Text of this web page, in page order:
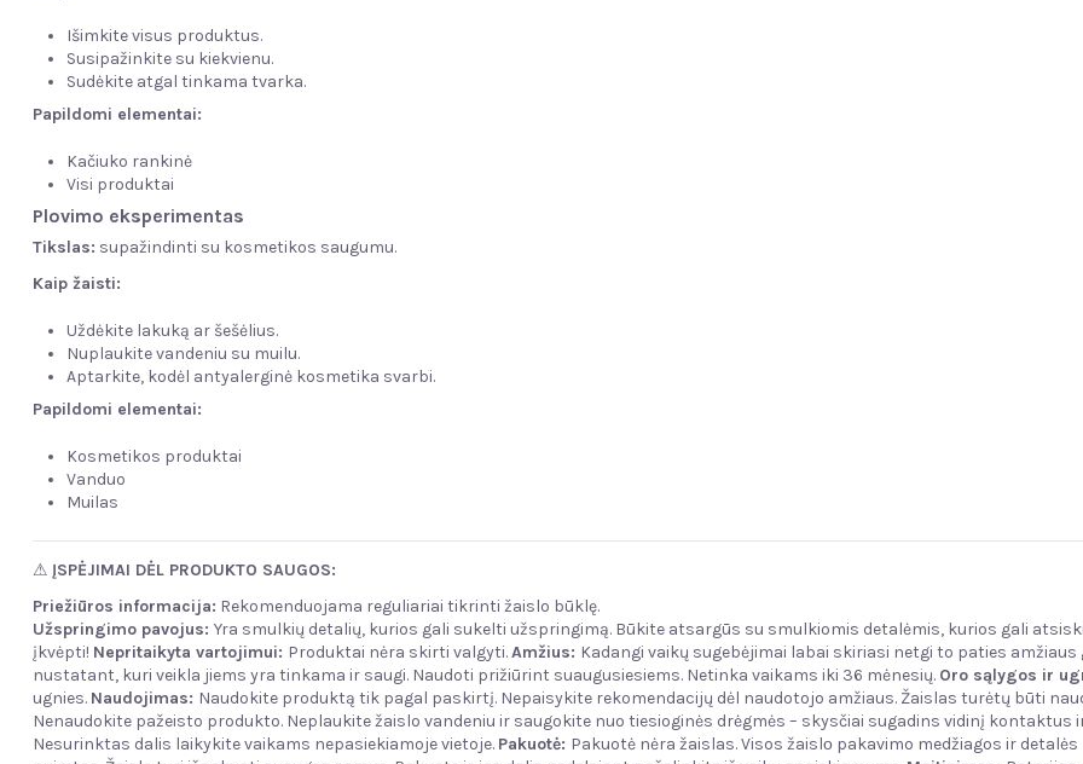
Išimkite visus produktus.
Susipažinkite su kiekvienu.
Sudėkite atgal tinkama tvarka.
Papildomi elementai:
Kačiuko rankinė
Visi produktai
Plovimo eksperimentas
Tikslas: supažindinti su kosmetikos saugumu.
Kaip žaisti:
Uždėkite lakuką ar šešėlius.
Nuplaukite vandeniu su muilu.
Aptarkite, kodėl antyalerginė kosmetika svarbi.
Papildomi elementai:
Kosmetikos produktai
Vanduo
Muilas
⚠ ĮSPĖJIMAI DĖL PRODUKTO SAUGOS:
Priežiūros informacija: Rekomenduojama reguliariai tikrinti žaislo būklę.
Užspringimo pavojus: Yra smulkių detalių, kurios gali sukelti užspringimą. Būkite atsargūs su smulkiomis detalėmis, kurios gali
įkvėpti! Nepritaikyta vartojimui: Produktai nėra skirti valgyti.Amžius: Kadangi vaikų sugebėjimai labai skiriasi netgi to paties
nustatant, kuri veikla jiems yra tinkama ir saugi. Naudoti prižiūrint suaugusiesiems. Netinka vaikams iki 36 mėnesių. Oro sąlygos ir
ugnies. Naudojimas: Naudokite produktą tik pagal paskirtį. Nepaisykite rekomendacijų dėl naudotojo amžiaus. Žaislas turėtų būti
Nenaudokite pažeisto produkto. Neplaukite žaislo vandeniu ir saugokite nuo tiesioginės drėgmės – skysčiai sugadins vidinį kontaktus
Nesurinktas dalis laikykite vaikams nepasiekiamoje vietoje. Pakuotė: Pakuotė nėra žaislas. Visos žaislо pakavimo medžiagos ir